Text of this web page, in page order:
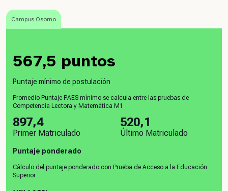
Campus Osorno
567,5 puntos
Puntaje mínimo de postulación
Promedio Puntaje PAES mínimo se calcula entre las pruebas de
Competencia Lectora y Matemática M1
897,4
Primer Matriculado
520,1
Último Matriculado
Puntaje ponderado
Cálculo del puntaje ponderado con Prueba de Acceso a la Educación
Superior